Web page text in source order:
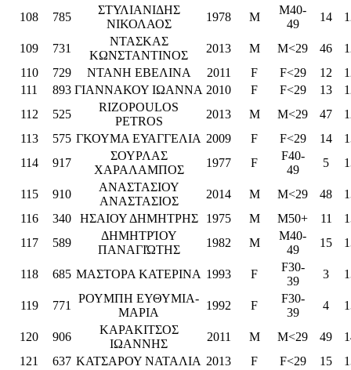
108 785
ΣΤΥΛΙΑΝΙΔΗΣ
ΝΙΚΟΛΑΟΣ
1978 M
M40-
49
14
109 731
ΝΤΑΣΚΑΣ
ΚΩΝΣΤΑΝΤΙΝΟΣ
2013 M M<29 46
110
729 ΝΤΑΝΗ ΕΒΕΛΙΝΑ 2011 F F<29 12
111
893 ΓΙΑΝΝΑΚΟΥ ΙΩΑΝΝΑ 2010 F F<29 13
112
525
RIZOPOULOS
PETROS
2013 M M<29 47
113
575 ΓΚΟΥΜΑ ΕΥΑΓΓΕΛΙΑ 2009 F F<29 14
114
917
ΣΟΥΡΛΑΣ
ΧΑΡΑΛΑΜΠΟΣ
1977 F
F40-
49
5
115 910
ΑΝΑΣΤΑΣΙΟΥ
ΑΝAΣΤΑΣΙΟΣ
2014 M M<29 48
116
340 ΗΣΑΙΟΥ ΔΗΜΗΤΡΗΣ 1975 M M50+ 11
117
589
ΔΗΜΗΤΡΊΟΥ
ΠΑΝΑΓΙΏΤΗΣ
1982 M
M40-
49
15
118 685 ΜΑΣΤΟΡΑ ΚΑΤΕΡΙΝΑ 1993 F
F30-
39
3
119 771
ΡΟΥΜΠΗ ΕΥΘΥΜΙΑ-
ΜΑΡΙΑ
1992 F
F30-
39
4
120 906
ΚΑΡΑΚΙΤΣΟΣ
ΙΩΑΝΝΗΣ
2011 M M<29 49
121
637 ΚΑΤΣΑΡΟΥ ΝΑΤΑΛΙΑ 2013 F F<29 15